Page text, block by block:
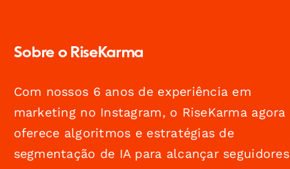
Sobre o RiseKarma
Com nossos 6 anos de experiência em
marketing no Instagram, o RiseKarma agora
oferece algoritmos e estratégias de
segmentação de IA para alcançar seguidores